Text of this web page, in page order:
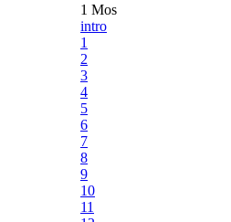
1 Mos
intro
1
2
3
4
5
6
7
8
9
10
11